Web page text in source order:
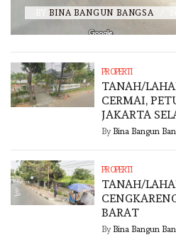
BY BINA BANGUN BANGSA
PROPERTI
TANAH/
CERMAI,
JAKARTA
By Bina Bangun
PROPERTI
TANAH/
BARAT
By Bina Bangun